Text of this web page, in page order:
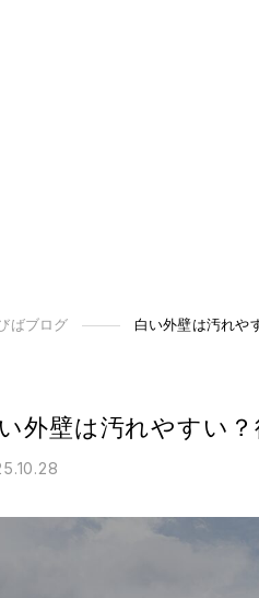
ばブログ 白い外壁は汚れや
外壁は汚れやすい